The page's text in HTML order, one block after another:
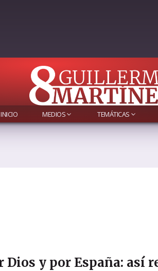
INICIO MEDIOS TEMÁTICAS
Dios y por España: así